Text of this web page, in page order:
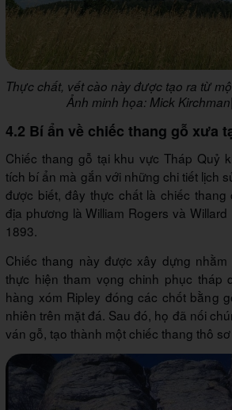
Thực chất, vết cào này được tạo ra từ
Ảnh minh họa: Mick
4.2 Bí ẩn về chiếc thang gỗ xưa
Chiếc thang gỗ tại khu vực Tháp Quỷ
tích bí ẩn mà gắn với những chi tiết lịch
được biết, đây thực chất là chiếc
địa phương là William Rogers và
1893.
Chiếc thang này được xây dựng
thực hiện tham vọng chinh phục tháp
hàng xóm Ripley đóng các chốt bằng
nhiên trên mặt đá. Sau đó, họ đã nối
ván gỗ, tạo thành một chiếc thang thô